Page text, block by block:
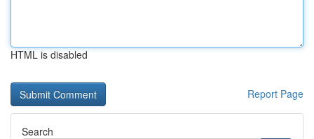
HTML is disabled
Report Page
Search